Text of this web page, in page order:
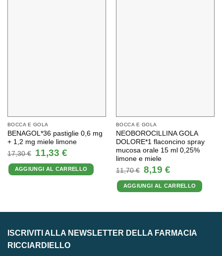
BOCCA E GOLA
BENAGOL*36 pastiglie 0,6 mg
+ 1,2 mg miele limone
17,30€
Il
prezzo
originale
era:
17,30 €.
11,33 €Il
prezzo
attuale
è:
11,33 €.
AGGIUNGI AL CARRELLO
BOCCA E GOLA
NEOBOROCILLINA GOLA
DOLORE*1 flaconcino spray
mucosa orale 15 ml 0,25%
limone e miele
11,70€
Il
prezzo
originale
era:
11,70 €.
8,19 €Il
prezzo
attuale
è:
8,19 €.
AGGIUNGI AL CARRELLO
ISCRIVITI ALLA NEWSLETTER DELLA FARMACIA
RICCIARDIELLO